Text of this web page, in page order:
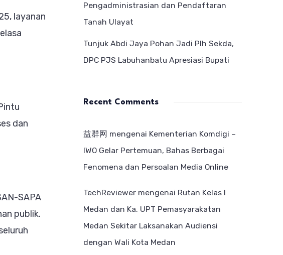
layanan
dan
SAPA
publik.
Pengadministrasian dan Pendaftaran
Tanah Ulayat
Tunjuk Abdi Jaya Pohan Jadi Plh Sekda,
DPC PJS Labuhanbatu Apresiasi Bupati
Recent Comments
益群网 mengenai Kementerian Komdigi –
IWO Gelar Pertemuan, Bahas Berbagai
Fenomena dan Persoalan Media Online
TechReviewer mengenai Rutan Kelas I
Medan dan Ka. UPT Pemasyarakatan
Medan Sekitar Laksanakan Audiensi
dengan Wali Kota Medan